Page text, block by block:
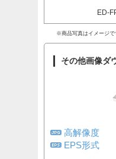
ED-
※商品写真はイメージで
その他画像ダ
高解像度
EPS形式